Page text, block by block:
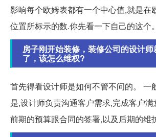
影响每个欧姆表都有一个中心值,就是在
位置所标示的数.你先看一下自己的这个。
房子刚开始装修，装修公司的设计
了，该怎么维权?
首先得看设计师是如何不管不问的。 一
是,设计师负责沟通客户需求,完成客户
前期的预算跟合同的签署,以及后期的维